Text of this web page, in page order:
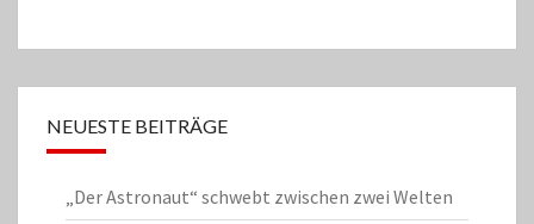
NEUESTE BEITRÄGE
„Der Astronaut“ schwebt zwischen zwei Welten